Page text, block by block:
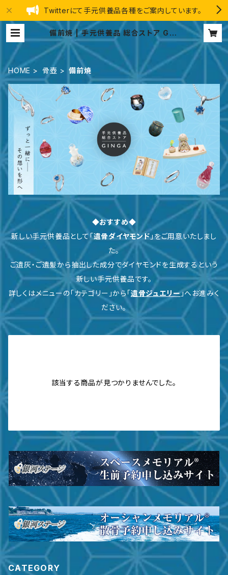
Twitterにて手元供養品各種をご案内しています。
備前焼 | 手元供養品 総合ストア GIN
GA
HOME 骨壺 備前焼
◆おすすめ◆
新しい手元供養品として「遺骨ダイヤモンド」をご用意いたしまし
た。
ご遺灰・ご遺髪から抽出した成分でダイヤモンドを生成するという
新しい手元供養品です。
詳しくはメニューの「カテゴリー」から「遺骨ジュエリー」へお進みく
ださい。
該当する商品が見つかりませんでした。
CATEGORY